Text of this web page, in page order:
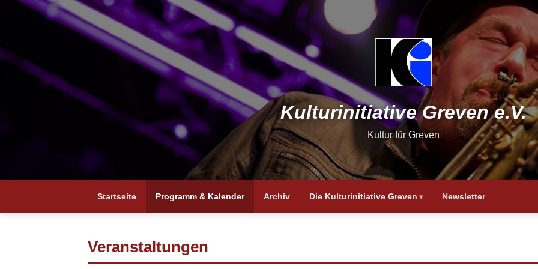
Kulturinitiative Greven e.V.
Kultur für Greven
Startseite Programm & Kalender Archiv Die Kulturinitiative Greven Newsletter
Veranstaltungen